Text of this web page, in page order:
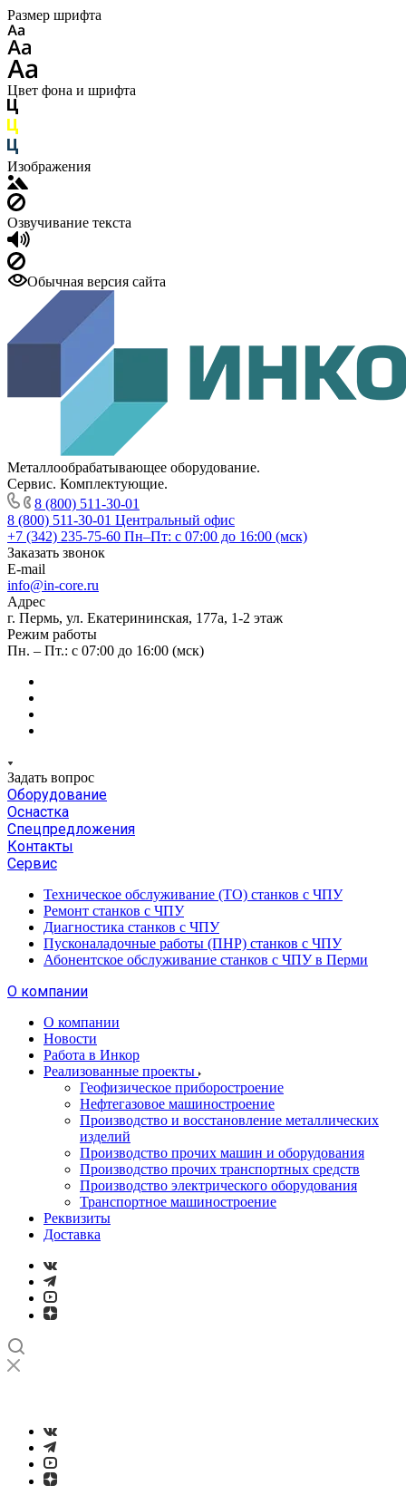
Размер шрифта
Цвет фона и шрифта
Изображения
Озвучивание текста
Обычная версия сайта
Металлообрабатывающее оборудование.
Сервис. Комплектующие.
8 (800) 511-30-01
8 (800) 511-30-01 Центральный офис
+7 (342) 235-75-60 Пн–Пт: с 07:00 до 16:00 (мск)
Заказать звонок
E-mail
info@in-core.ru
Адрес
г. Пермь, ул. ​Екатерининская, 177а, ​1-2 этаж
Режим работы
Пн. – Пт.: с 07:00 до 16:00 (мск)
Задать вопрос
Оборудование
Оснастка
Спецпредложения
Контакты
Сервис
Техническое обслуживание (ТО) станков с ЧПУ
Ремонт станков с ЧПУ
Диагностика станков с ЧПУ
Пусконаладочные работы (ПНР) станков с ЧПУ
Абонентское обслуживание станков с ЧПУ в Перми
О компании
О компании
Новости
Работа в Инкор
Реализованные проекты
Геофизическое приборостроение
Нефтегазовое машиностроение
Производство и восстановление металлических
изделий
Производство прочих машин и оборудования
Производство прочих транспортных средств
Производство электрического оборудования
Транспортное машиностроение
Реквизиты
Доставка